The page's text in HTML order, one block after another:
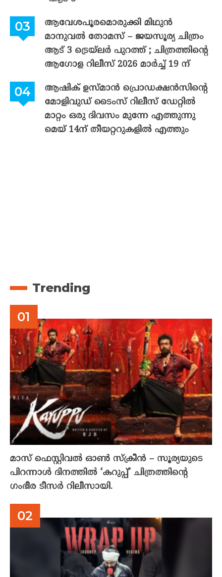
ആവേശപൂരമൊരുക്കി മിഥുൻ
മാനുവൽ തോമസ് – ജയസൂര്യ ചിത്രം
ആട് 3 ട്രെയ്‌ലർ പുറത്ത് ; ചിത്രത്തിന്റെ
ആഗോള റിലീസ് 2026 മാർച്ച് 19 ന്
ആഷിക് ഉസ്മാൻ പ്രൊഡക്ഷൻസിന്റെ
മോളിവുഡ് ടൈംസ് റിലീസ് ഡേറ്റിൽ
മാറ്റം ഒരു ദിവസം മുന്നേ എത്തുന്നു
മെയ് 14ന് തീയറ്ററുകളിൽ എത്തും
Trending
മാസ് ഫെസ്റ്റിവൽ ഓൺ സ്‌ക്രീൻ – സൂര്യയുടെ
പിറന്നാൾ ദിനത്തിൽ ‘കറുപ്പ്’ ചിത്രത്തിന്റെ
ഗംഭീര ടീസർ റിലീസായി.